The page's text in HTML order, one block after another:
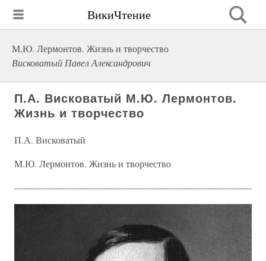
ВикиЧтение
М.Ю. Лермонтов. Жизнь и творчество
Висковатый Павел Александрович
П.А. Висковатый М.Ю. Лермонтов.
Жизнь и творчество
П.А. Висковатый
М.Ю. Лермонтов. Жизнь и творчество
--------------------------------------------------------------------------------